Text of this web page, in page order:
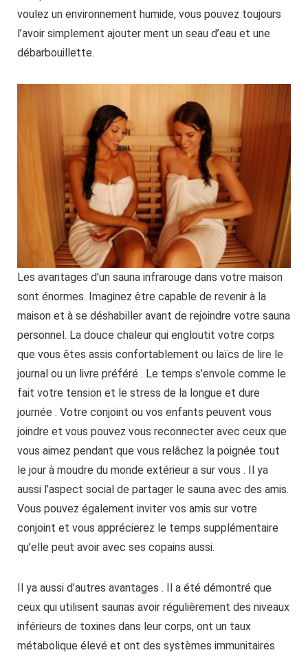
voulez un environnement humide, vous pouvez toujours
l’avoir simplement ajouter ment un seau d’eau et une
débarbouillette.
Les avantages d’un sauna infrarouge dans votre maison
sont énormes. Imaginez être capable de revenir à la
maison et à se déshabiller avant de rejoindre votre sauna
personnel. La douce chaleur qui engloutit votre corps
que vous êtes assis confortablement ou laïcs de lire le
journal ou un livre préféré . Le temps s’envole comme le
fait votre tension et le stress de la longue et dure
journée . Votre conjoint ou vos enfants peuvent vous
joindre et vous pouvez vous reconnecter avec ceux que
vous aimez pendant que vous relâchez la poignée tout
le jour à moudre du monde extérieur a sur vous . Il ya
aussi l’aspect social de partager le sauna avec des amis.
Vous pouvez également inviter vos amis sur votre
conjoint et vous apprécierez le temps supplémentaire
qu’elle peut avoir avec ses copains aussi.
Il ya aussi d’autres avantages . Il a été démontré que
ceux qui utilisent saunas avoir régulièrement des niveaux
inférieurs de toxines dans leur corps, ont un taux
métabolique élevé et ont des systèmes immunitaires